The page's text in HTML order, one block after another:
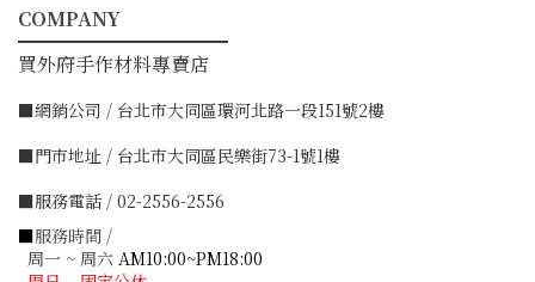
COMPANY
━━━━━━━━━━━
買外府手作材料專賣店
■網銷公司 / 台北市大同區環河北路一段151號2樓
■門市地址 / 台北市大同區民樂街73-1號1樓
■服務電話 / 02-2556-2556
■服務時間 /
周一 ~ 周六 AM10:00~PM18:00